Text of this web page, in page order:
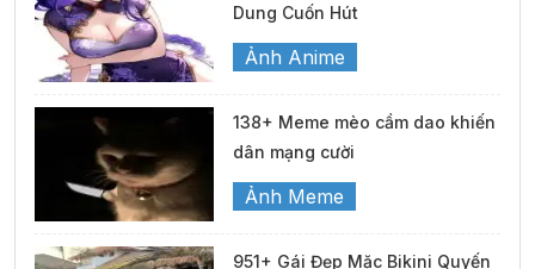
Dung Cuốn Hút
Ảnh Anime
138+ Meme mèo cầm dao khiến
dân mạng cười
Ảnh Meme
951+ Gái Đẹp Mặc Bikini Quyến